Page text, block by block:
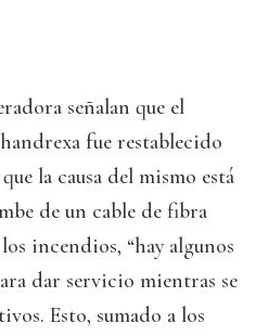
señalan que el
fue restablecido
la causa del mismo está
de un cable de fibra
incendios, “hay algunos
dar servicio mientras se
Esto, sumado a los